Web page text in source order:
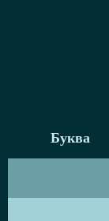
Буква
Буква